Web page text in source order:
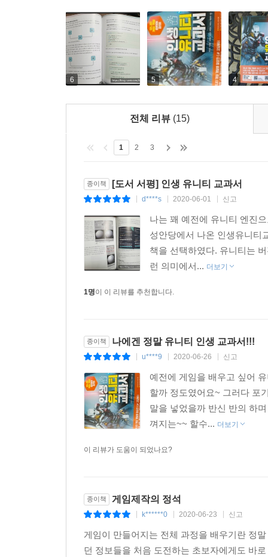
6 5 4
전체 리뷰 (15)
1 2 3
종이책 [도서 서평] 인생 유니티 교과서
d****s 2020-06-01 신고
나는 꽤 예전에 유니티 엔진
성안당에서 나온 인생유니티
책을 선택하였다. 유니티는
런 의미에서... 더보기
1명이 이 리뷰를 추천합니다.
종이책 나에겐 정말 유니티 인생 교과서!!!
u****9 2020-06-26 신고
예전에 게임을 배우고 싶어
할까 정도였어요~ 그러다 포
말을 넣었을까 반신 반의 하
껴지는~~ 할수... 더보기
이 리뷰가 도움이 되었나요?
종이책 게임제작의 정석
k******0 2020-06-23 신고
게임이 만들어지는 전체 과정을 배우기란 정
던 정보들을 처음 도전하는 초보자에게도 바